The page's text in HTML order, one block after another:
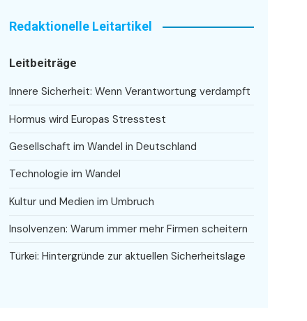
Redaktionelle Leitartikel
Leitbeiträge
Innere Sicherheit: Wenn Verantwortung verdampft
Hormus wird Europas Stresstest
Gesellschaft im Wandel in Deutschland
Technologie im Wandel
Kultur und Medien im Umbruch
Insolvenzen: Warum immer mehr Firmen scheitern
Türkei: Hintergründe zur aktuellen Sicherheitslage